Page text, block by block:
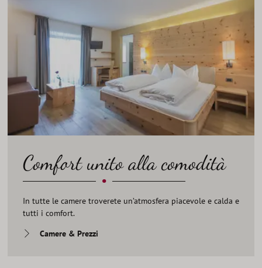
Comfort unito alla comodità
•
In tutte le camere troverete un’atmosfera piacevole e calda e
tutti i comfort.
Camere & Prezzi